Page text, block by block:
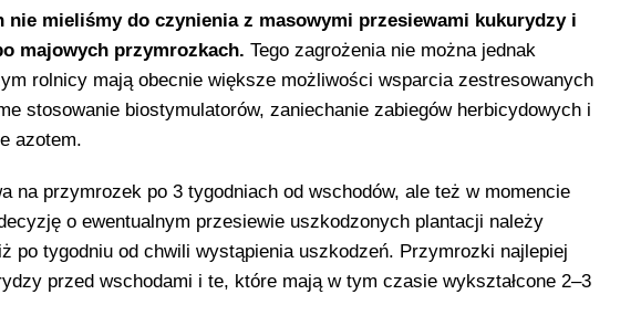
nie mieliśmy do czynienia z masowymi przesiewami kukurydzy i
majowych przymrozkach. Tego zagrożenia nie można jednak
rolnicy mają obecnie większe możliwości wsparcia zestresowanych
stosowanie biostymulatorów, zaniechanie zabiegów herbicydowych i
azotem.
na przymrozek po 3 tygodniach od wschodów, ale też w momencie
o ewentualnym przesiewie uszkodzonych plantacji należy
po tygodniu od chwili wystąpienia uszkodzeń. Przymrozki najlepiej
przed wschodami i te, które mają w tym czasie wykształcone 2–3